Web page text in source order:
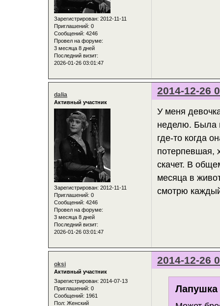
Зарегистрирован: 2012-11-11
Приглашений: 0
Сообщений: 4246
Провел на форуме:
3 месяца 8 дней
Последний визит:
2026-01-26 03:01:47
2014-12-26
dalia
Активный участник
Зарегистрирован: 2012-11-11
Приглашений: 0
Сообщений: 4246
Провел на форуме:
3 месяца 8 дней
Последний визит:
2026-01-26 03:01:47
У меня
неделю. Была
где-то когда
потерпевшая,
скачет. В
месяца в
смотрю
2014-12-26
oksi
Активный участник
Зарегистрирован: 2014-07-13
Приглашений: 0
Сообщений: 1961
Пол: Женский
Лапушка